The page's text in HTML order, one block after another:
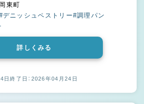
大阪府 枚方市 岡東町
デニッシュペストリー#調理パン
詳しくみる
日終了日：2026年04月24日